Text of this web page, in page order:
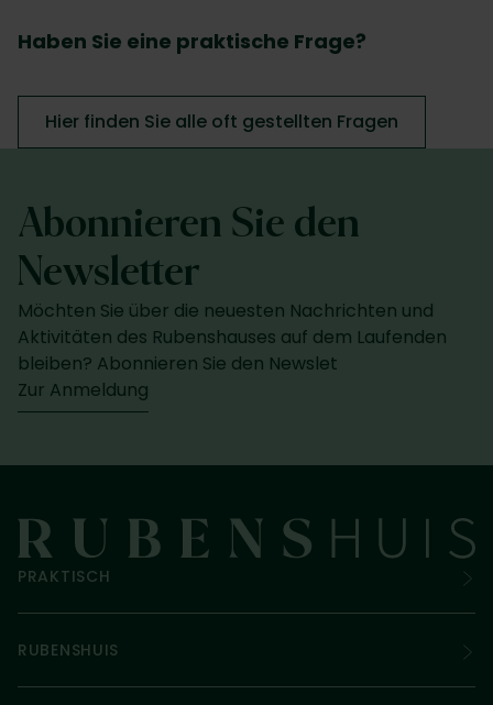
Haben Sie eine praktische Frage?
Hier finden Sie alle oft gestellten Fragen
Abonnieren Sie den
Newsletter
Möchten Sie über die neuesten Nachrichten und
Aktivitäten des Rubenshauses auf dem Laufenden
bleiben? Abonnieren Sie den Newslet
Zur Anmeldung
PRAKTISCH
RUBENSHUIS